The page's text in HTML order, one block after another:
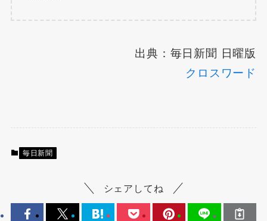
出典：毎日新聞 日曜版
クロスワード
毎日新聞
シェアしてね